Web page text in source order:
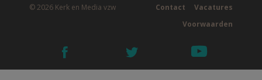
© 2026 Kerk en Media vzw Vacatures
Contact
Voorwaarden